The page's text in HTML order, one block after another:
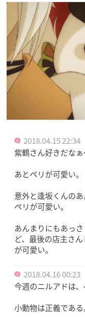
2018.04.15 22:34
紫鶴さん好きだな
あとペリが可愛い。
意外と逢坂くんの
ペリが可愛い。
あんまりにもあっ
ど、最後の店主さ
が可愛い。
2018.04.16 00:23
今週のニルアドは
小動物は正義である